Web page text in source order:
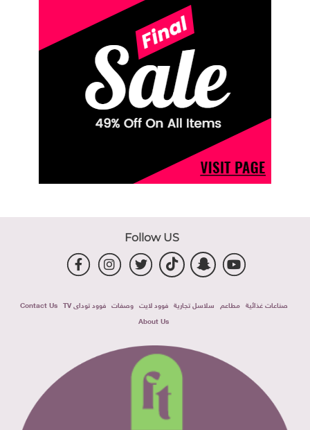
Follow US
صناعات غذائية مطاعم سلاسل تجارية فوود لايت وصفات فوود توداى TV
Contact Us
About Us